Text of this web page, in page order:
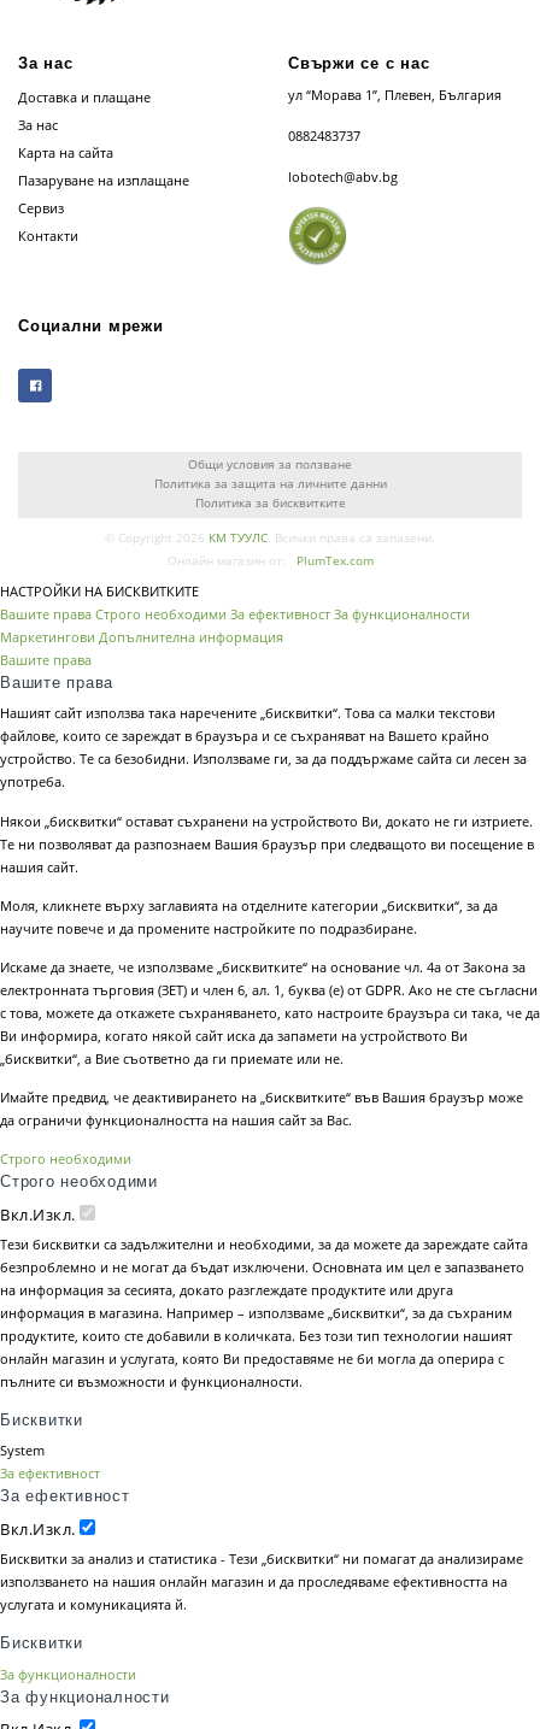
За нас
Доставка и плащане
За нас
Карта на сайта
Пазаруване на изплащане
Сервиз
Контакти
Свържи се с нас
ул “Морава 1”, Плевен, България
0882483737
lobotech@abv.bg
Социални мрежи
Общи условия за ползване
Политика за защита на личните данни
Политика за бисквитките
© Copyright 2026 КМ ТУУЛС. Всички права са запазени.
Онлайн магазин от:
PlumTex.com
НАСТРОЙКИ НА БИСКВИТКИТЕ
Вашите права Строго необходими За ефективност За функционалности
Маркетингови Допълнителна информация
Вашите права
Вашите права
Нашият сайт използва така наречените „бисквитки“. Това са малки текстови
файлове, които се зареждат в браузъра и се съхраняват на Вашето крайно
устройство. Те са безобидни. Използваме ги, за да поддържаме сайта си лесен за
употреба.
Някои „бисквитки“ остават съхранени на устройството Ви, докато не ги изтриете.
Те ни позволяват да разпознаем Вашия браузър при следващото ви посещение в
нашия сайт.
Моля, кликнете върху заглавията на отделните категории „бисквитки“, за да
научите повече и да промените настройките по подразбиране.
Искаме да знаете, че използваме „бисквитките“ на основание чл. 4а от Закона за
електронната търговия (ЗЕТ) и член 6, ал. 1, буква (е) от GDPR. Ако не сте съгласни
с това, можете да откажете съхраняването, като настроите браузъра си така, че да
Ви информира, когато някой сайт иска да запамети на устройството Ви
„бисквитки“, а Вие съответно да ги приемате или не.
Имайте предвид, че деактивирането на „бисквитките“ във Вашия браузър може
да ограничи функционалността на нашия сайт за Вас.
Строго необходими
Строго необходими
Вкл.Изкл.
Тези бисквитки са задължителни и необходими, за да можете да зареждате сайта
безпроблемно и не могат да бъдат изключени. Основната им цел е запазването
на информация за сесията, докато разглеждате продуктите или друга
информация в магазина. Например – използваме „бисквитки“, за да съхраним
продуктите, които сте добавили в количката. Без този тип технологии нашият
онлайн магазин и услугата, която Ви предоставяме не би могла да оперира с
пълните си възможности и функционалности.
Бисквитки
System
За ефективност
За ефективност
Вкл.Изкл.
Бисквитки за анализ и статистика - Тези „бисквитки“ ни помагат да анализираме
използването на нашия онлайн магазин и да проследяваме ефективността на
услугата и комуникацията й.
Бисквитки
За функционалности
За функционалности